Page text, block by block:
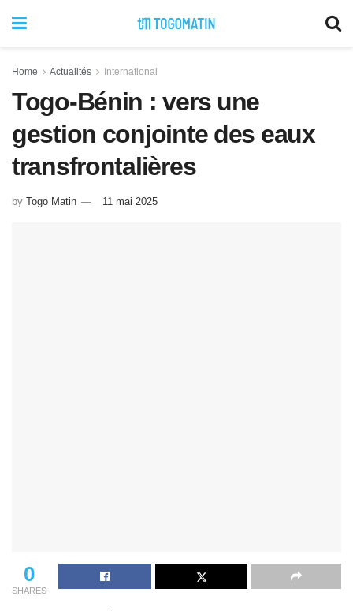
Home Actualités International
Togo-Bénin : vers une
gestion conjointe des eaux
transfrontalières
by Togo Matin 11 mai 2025
0
SHARES